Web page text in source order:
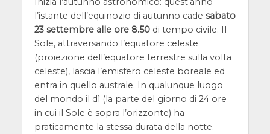
l’istante dell’equinozio di autunno cade sabato
23 settembre alle ore 8.50di tempo civile. Il
Sole, attraversando l’equatore celeste
(proiezione dell’equatore terrestre sulla volta
celeste), lascia l’emisfero celeste boreale ed
entra in quello australe. In qualunque luogo
del mondo il dì (la parte del giorno di 24 ore
in cui il Sole è sopra l’orizzonte) ha
praticamente la stessa durata della notte.